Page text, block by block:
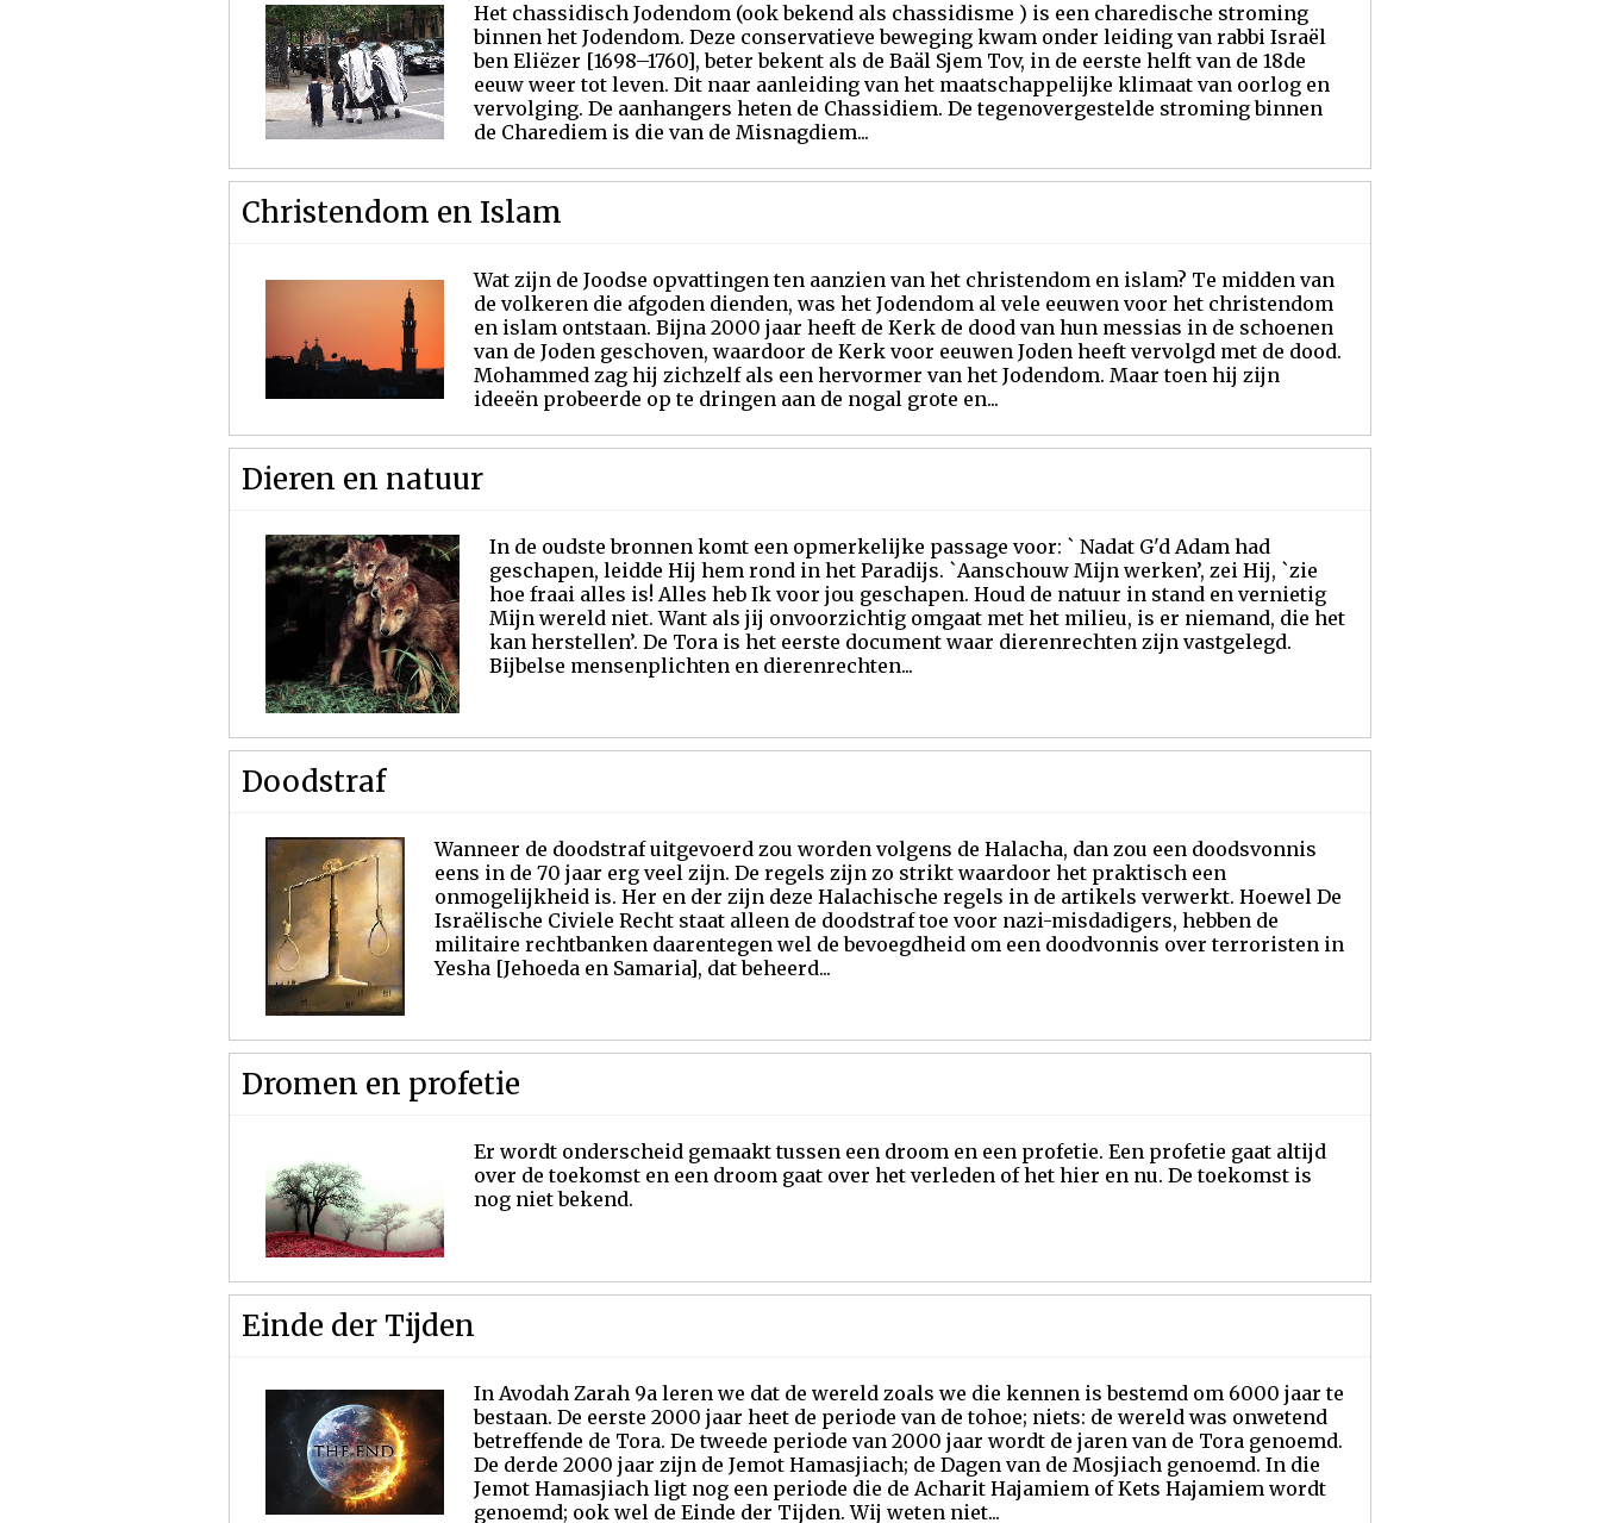
Het chassidisch Jodendom (ook bekend als chassidisme ) is een charedische stroming
binnen het Jodendom. Deze conservatieve beweging kwam onder leiding van rabbi Israël
ben Eliëzer [1698–1760], beter bekent als de Baäl Sjem Tov, in de eerste helft van de 18de
eeuw weer tot leven. Dit naar aanleiding van het maatschappelijke klimaat van oorlog en
vervolging. De aanhangers heten de Chassidiem. De tegenovergestelde stroming binnen
de Charediem is die van de Misnagdiem...
Christendom en Islam
Wat zijn de Joodse opvattingen ten aanzien van het christendom en islam? Te midden van
de volkeren die afgoden dienden, was het Jodendom al vele eeuwen voor het christendom
en islam ontstaan. Bijna 2000 jaar heeft de Kerk de dood van hun messias in de schoenen
van de Joden geschoven, waardoor de Kerk voor eeuwen Joden heeft vervolgd met de dood.
Mohammed zag hij zichzelf als een hervormer van het Jodendom. Maar toen hij zijn
ideeën probeerde op te dringen aan de nogal grote en...
Dieren en natuur
In de oudste bronnen komt een opmerkelijke passage voor: ` Nadat G'd Adam had
geschapen, leidde Hij hem rond in het Paradijs. `Aanschouw Mijn werken’, zei Hij, `zie
hoe fraai alles is! Alles heb Ik voor jou geschapen. Houd de natuur in stand en vernietig
Mijn wereld niet. Want als jij onvoorzichtig omgaat met het milieu, is er niemand, die het
kan herstellen’. De Tora is het eerste document waar dierenrechten zijn vastgelegd.
Bijbelse mensenplichten en dierenrechten...
Doodstraf
Wanneer de doodstraf uitgevoerd zou worden volgens de Halacha, dan zou een doodsvonnis
eens in de 70 jaar erg veel zijn. De regels zijn zo strikt waardoor het praktisch een
onmogelijkheid is. Her en der zijn deze Halachische regels in de artikels verwerkt. Hoewel De
Israëlische Civiele Recht staat alleen de doodstraf toe voor nazi-misdadigers, hebben de
militaire rechtbanken daarentegen wel de bevoegdheid om een doodvonnis over terroristen in
Yesha [Jehoeda en Samaria], dat beheerd...
Dromen en profetie
Er wordt onderscheid gemaakt tussen een droom en een profetie. Een profetie gaat altijd
over de toekomst en een droom gaat over het verleden of het hier en nu. De toekomst is
nog niet bekend.
Einde der Tijden
In Avodah Zarah 9a leren we dat de wereld zoals we die kennen is bestemd om 6000 jaar te
bestaan. De eerste 2000 jaar heet de periode van de tohoe; niets: de wereld was onwetend
betreffende de Tora. De tweede periode van 2000 jaar wordt de jaren van de Tora genoemd.
De derde 2000 jaar zijn de Jemot Hamasjiach; de Dagen van de Mosjiach genoemd. In die
Jemot Hamasjiach ligt nog een periode die de Acharit Hajamiem of Kets Hajamiem wordt
genoemd; ook wel de Einde der Tijden. Wij weten niet...